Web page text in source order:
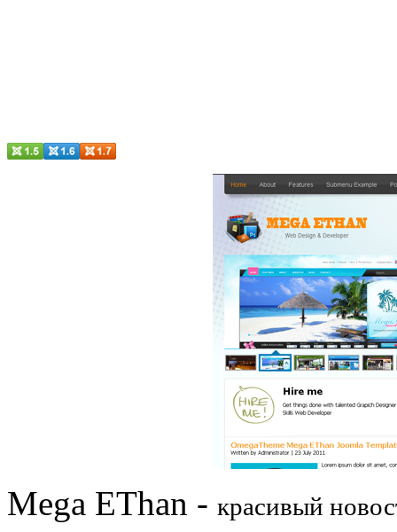
Mega EThan - красивый